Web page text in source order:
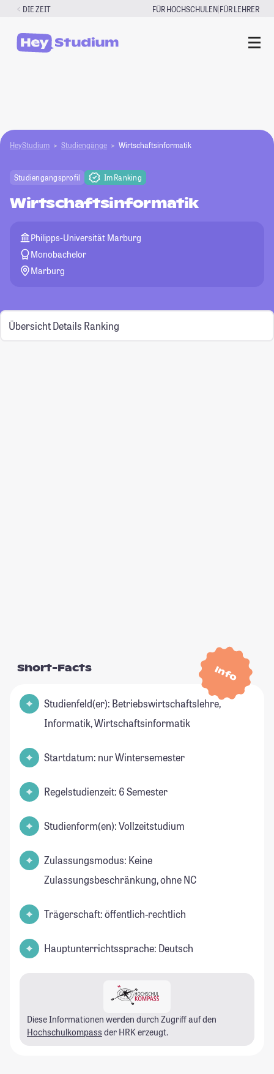
Zum
springen
DIE ZEIT FÜR HOCHSCHULEN|FÜR LEHRER
HeyStudium Studiengänge Wirtschaftsinformatik
Studiengangsprofil Im Ranking
Wirtschaftsinformatik
Philipps-Universität Marburg
Monobachelor
Marburg
Übersicht Details Ranking
Info
Short-Facts
Studienfeld(er): Betriebswirtschaftslehre,
Informatik, Wirtschaftsinformatik
Startdatum: nur Wintersemester
Regelstudienzeit: 6 Semester
Studienform(en): Vollzeitstudium
Zulassungsmodus: Keine
Zulassungsbeschränkung, ohne NC
Trägerschaft: öffentlich-rechtlich
Hauptunterrichtssprache: Deutsch
Diese Informationen werden durch Zugriff auf den
Hochschulkompass der HRK erzeugt.